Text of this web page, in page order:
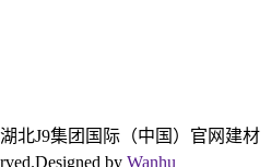
北J9集团国际（中国）官网建材
by Wanhu